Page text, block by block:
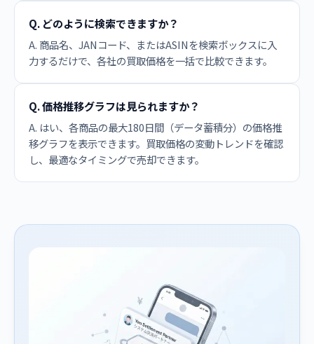
Q. どのように検索できますか？
A. 商品名、JANコード、またはASINを検索ボックスに入
力するだけで、各社の買取価格を一括で比較できます。
Q. 価格推移グラフは見られますか？
A. はい、各商品の最大180日間（データ蓄積分）の価格推
移グラフを表示できます。買取価格の変動トレンドを確認
し、最適なタイミングで売却できます。